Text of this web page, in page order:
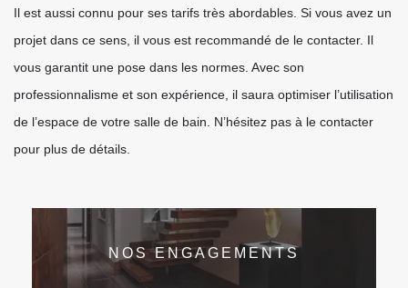
Il est aussi connu pour ses tarifs très abordables. Si vous avez un
projet dans ce sens, il vous est recommandé de le contacter. Il
vous garantit une pose dans les normes. Avec son
professionnalisme et son expérience, il saura optimiser l’utilisation
de l’espace de votre salle de bain. N’hésitez pas à le contacter
pour plus de détails.
NOS ENGAGEMENTS